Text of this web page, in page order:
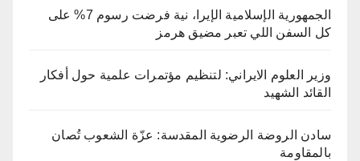
الجمهورية الإسلامية الإيرا، نية فرضت رسوم 7% على
كل السفن اللي تعبر مضيق هرمز
وزير العلوم الايراني: لتنظيم مؤتمرات علمية حول أفكار
القائد الشهيد
سادن الروضة الرضوية المقدسة: عزّة الشعوب تُصان
بالمقاومة